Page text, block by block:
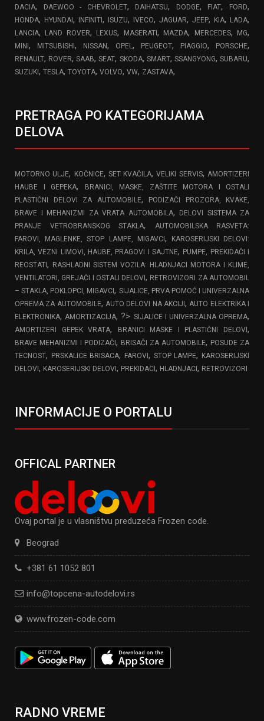
DACIA, DAEWOO - CHEVROLET, DAIHATSU, DODGE, FIAT, FORD,
HONDA, HYUNDAI , INFINITI , ISUZU, IVECO, JAGUAR, JEEP, KIA, LADA,
LANCIA, LAND ROVER, LEXUS, MASERATI , MAZDA, MERCEDES, MG,
MINI , MITSUBISHI , NISSAN, OPEL, PEUGEOT, PIAGGIO, PORSCHE,
RENAULT, ROVER,SAAB,SEAT, SKODA, SMART, SSANGYONG,SUBARU,
SUZUKI , TESLA, TOYOTA, VOLVO, VW, ZASTAVA,
PRETRAGA PO KATEGORIJAMA
DELOVA
MOTORNO ULJE, KOČNICE, SET KVAČILA,VELIKI SERVIS,AMORTIZERI
HAUBE I GEPEKA,
BRANICI, MASKE, ZAŠTITE MOTORA I OSTALI
PLASTIČNI DELOVI ZA AUTOMOBILE,
PODIZAČI PROZORA, KVAKE,
BRAVE I MEHANIZMI ZA VRATA AUTOMOBILA,
DELOVI SISTEMA ZA
PRANJE VETROBRANSKOG STAKLA,
AUTOMOBILSKA RASVETA:
FAROVI, MAGLENKE, STOP LAMPE, MIGAVCI ,
KAROSERIJSKI DELOVI:
KRILA, VEZNI LIMOVI, HAUBE, PRAGOVI I SAJTNE, PUMPE, PREKIDAČI I
REOSTATI ,
RASHLADNI SISTEM VOZILA: HLADNJACI MOTORA I KLIME,
VENTILATORI, GREJAČI I OSTALI DELOVI, RETROVIZORI ZA AUTOMOBIL
– STAKLA, POKLOPCI, MIGAVCI, SIJALICE, PRVA POMOĆ I UNIVERZALNA
OPREMA ZA AUTOMOBILE,AUTO DELOVI NA AKCIJI,AUTO ELEKTRIKA I
ELEKTRONIKA,AMORTIZACIJA, ?> SIJALICE I UNIVERZALNA OPREMA,
AMORTIZERI GEPEK VRATA, BRANICI MASKE I PLASTIČNI DELOVI,
BRAVE MEHANIZMI I PODIZAČI , BRISAČI ZA AUTOMOBILE, POSUDE ZA
TECNOST, PRSKALICE BRISACA, FAROVI, STOP LAMPE,
KAROSERIJSKI
DELOVI , KAROSERIJSKI DELOVI , PREKIDACI , HLADNJACI , RETROVIZORI
INFORMACIJE O PORTALU
OFFICAL PARTNER
Ovaj portal je u vlasništvu preduzeća Frozen code.
Beograd
+381 61 1052 801
info@topcena-autodelovi.rs
www.frozen-code.com
RADNO VREME